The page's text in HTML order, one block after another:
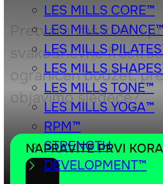
LES MILLS CORE™
LES MILLS DANCE™
LES MILLS
LES MILLS
LES MILLS TONE™
LES MILLS YOGA™
RPM™
STRENGTH
DEVELOPMENT™
Pretvara vaš klub u
svakodnevne
ograničen budžet,
objavimo sledeće?
NAPRAVITE PRVI